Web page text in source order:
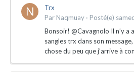
Trx
Par Naqmuay · Posté(e)
Bonsoir! @Cavagnolo Il n’y a
sangles trx dans son
chose du peu que j’arrive à